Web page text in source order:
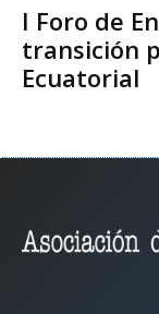
I Foro de
transición
Ecuatorial